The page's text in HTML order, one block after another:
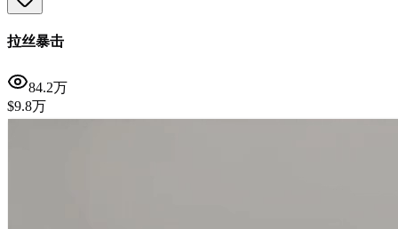
拉丝暴击
84.2万
$9.8万